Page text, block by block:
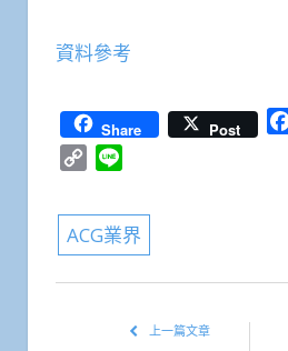
資料參考
Share Post
Copy
ACG業界
上一篇文章